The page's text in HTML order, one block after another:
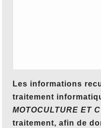
Les informations
traitement
MOTOCULTURE ET
traitement, afin de